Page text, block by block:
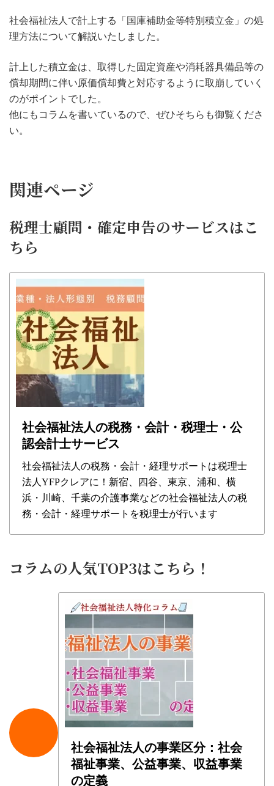
社会福祉法人で計上する「国庫補助金等特別積立金」の処
理方法について解説いたしました。
計上した積立金は、取得した固定資産や消耗器具備品等の
償却期間に伴い原価償却費と対応するように取崩していく
のがポイントでした。
他にもコラムを書いているので、ぜひそちらも御覧くださ
い。
関連ページ
税理士顧問・確定申告のサービスはこ
ちら
社会福祉法人の税務・会計・税理士・公
認会計士サービス
社会福祉法人の税務・会計・経理サポートは税理士
法人YFPクレアに！新宿、四谷、東京、浦和、横
浜・川崎、千葉の介護事業などの社会福祉法人の税
務・会計・経理サポートを税理士が行います
コラムの人気TOP3はこちら！
社会福祉法人の事業区分：社会
福祉事業、公益事業、収益事業
の定義